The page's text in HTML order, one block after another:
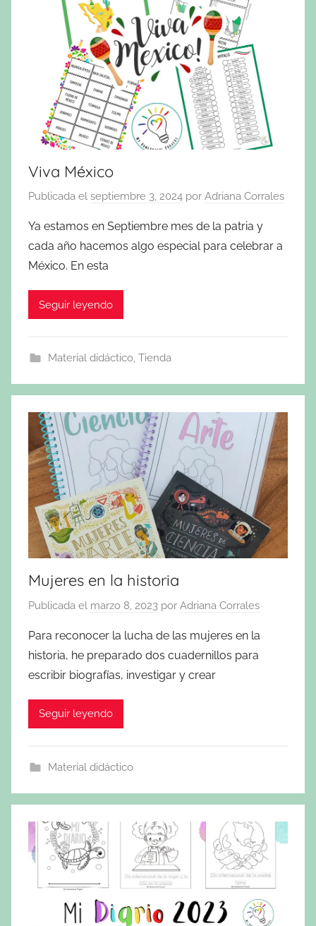
Viva México
Publicada el septiembre 3, 2024 por Adriana Corrales
Ya estamos en Septiembre mes de la patria y
cada año hacemos algo especial para celebrar a
México. En esta
Seguir leyendo
Material didáctico, Tienda
Mujeres en la historia
Publicada el marzo 8, 2023 por Adriana Corrales
Para reconocer la lucha de las mujeres en la
historia, he preparado dos cuadernillos para
escribir biografías, investigar y crear
Seguir leyendo
Material didáctico